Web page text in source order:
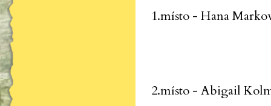
1.místo - Hana
2.místo - Abigail